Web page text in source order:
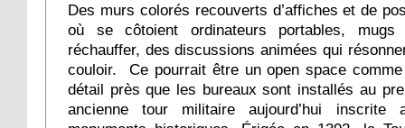
Des murs colorés recouverts d’affiches et de
où se côtoient ordinateurs portables,
réchauffer, des discussions animées qui
couloir. Ce pourrait être un open space
détail près que les bureaux sont installés au
ancienne tour militaire aujourd’hui inscrite